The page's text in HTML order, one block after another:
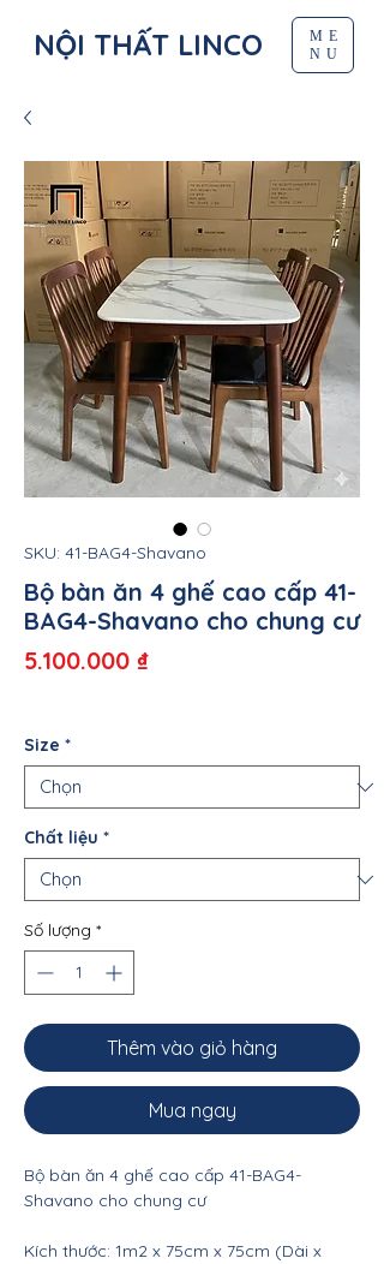
NỘI THẤT LINCO
ME
NU
SKU: 41-BAG4-Shavano
Bộ bàn ăn 4 ghế cao cấp 41-
BAG4-Shavano cho chung cư
5.100.000 ₫Giá
Size *
Chất liệu *
Số lượng *
Thêm vào giỏ hàng
Mua ngay
Bộ bàn ăn 4 ghế cao cấp 41-BAG4-
Shavano cho chung cư
Kích thước: 1m2 x 75cm x 75cm (Dài x